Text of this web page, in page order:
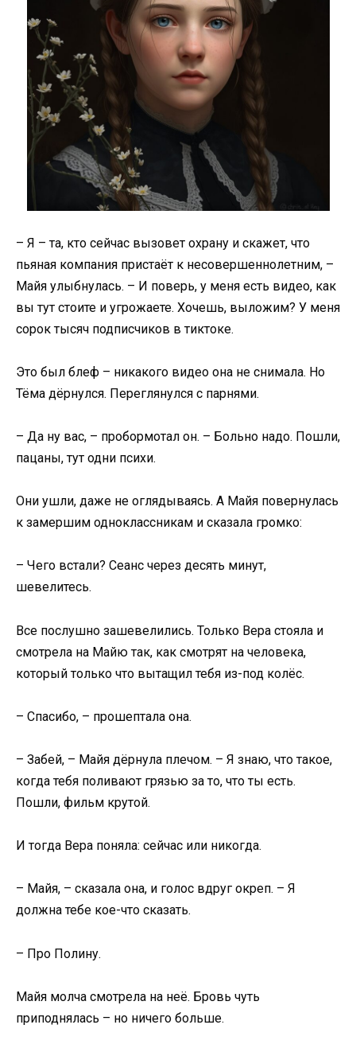
– Я – та, кто сейчас вызовет охрану и скажет, что
пьяная компания пристаёт к несовершеннолетним, –
Майя улыбнулась. – И поверь, у меня есть видео, как
вы тут стоите и угрожаете. Хочешь, выложим? У меня
сорок тысяч подписчиков в тиктоке.
Это был блеф – никакого видео она не снимала. Но
Тёма дёрнулся. Переглянулся с парнями.
– Да ну вас, – пробормотал он. – Больно надо. Пошли,
пацаны, тут одни психи.
Они ушли, даже не оглядываясь. А Майя повернулась
к замершим одноклассникам и сказала громко:
– Чего встали? Сеанс через десять минут,
шевелитесь.
Все послушно зашевелились. Только Вера стояла и
смотрела на Майю так, как смотрят на человека,
который только что вытащил тебя из-под колёс.
– Спасибо, – прошептала она.
– Забей, – Майя дёрнула плечом. – Я знаю, что такое,
когда тебя поливают грязью за то, что ты есть.
Пошли, фильм крутой.
И тогда Вера поняла: сейчас или никогда.
– Майя, – сказала она, и голос вдруг окреп. – Я
должна тебе кое-что сказать.
– Про Полину.
Майя молча смотрела на неё. Бровь чуть
приподнялась – но ничего больше.